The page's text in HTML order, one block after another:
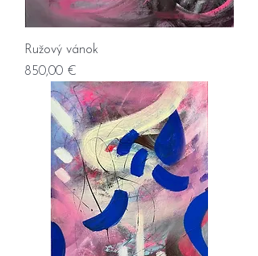
Ružový vánok
Prix
850,00 €